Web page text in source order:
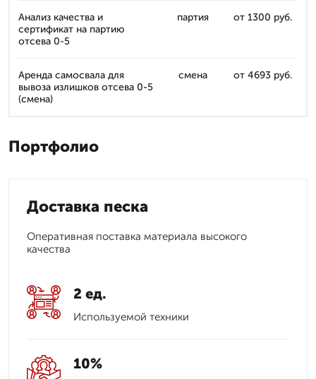
Анализ качества и
сертификат на партию
отсева 0-5
партия от 1300 руб.
Аренда самосвала для
вывоза излишков отсева 0-5
(смена)
смена от 4693 руб.
Портфолио
Доставка песка
Оперативная поставка материала высокого
качества
2 ед.
Используемой техники
10%